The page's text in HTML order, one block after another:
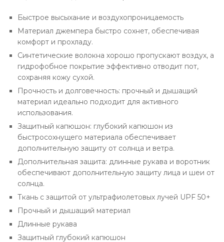
Быстрое высыхание и воздухопроницаемость
Материал джемпера быстро сохнет, обеспечивая
комфорт и прохладу.
Синтетические волокна хорошо пропускают воздух, а
гидрофобное покрытие эффективно отводит пот,
сохраняя кожу сухой.
Прочность и долговечность: прочный и дышащий
материал идеально подходит для активного
использования.
Защитный капюшон: глубокий капюшон из
быстросохнущего материала обеспечивает
дополнительную защиту от солнца и ветра.
Дополнительная защита: длинные рукава и воротник
обеспечивают дополнительную защиту лица и шеи от
солнца.
Ткань с защитой от ультрафиолетовых лучей UPF 50+
Прочный и дышащий материал
Длинные рукава
Защитный глубокий капюшон